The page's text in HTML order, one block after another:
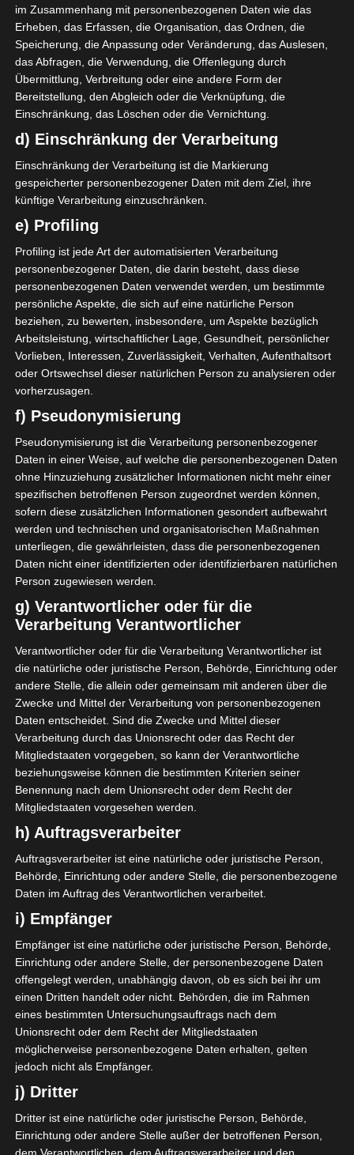
Sie stellen Schultertaschen, Sporttaschen,
Strandtaschen, Seesäcke, Kulturtaschen,
Körbe und Kindertaschen aus recycelten
Segeltüchern her.
Auf der Homepage vonCanvasco kann
verschiedene Motive und Ziffern
aussuchen.
Jeder kann seine eigene Tasche individuell
entwerfen und sich so sein eigenes Unikat
erstellen.
Ich habe jetzt die Urban Shower Taschen
in einem zarten hellgrau und in
schwarzem Wildleder.
Die Ausführung in Wildleder sieht super
edel aus und das Leder fühlt sich sehr
weich an.
So schick durften meine Badezimmer-
Utensilien noch nie verreisen.
Beide Kulturtaschen haben ihren ganz
eigenen Charme und sind sehr
hochwertig verarbeitet.
Der neongrüne Reisverschluss ist ein
kleines Highlight und gibt der Urban
Shower Taschen einen frischen Look.
im Zusammenhang mit personenbezogenen Daten wie das
Erheben, das Erfassen, die Organisation, das Ordnen, die
Speicherung, die Anpassung oder Veränderung, das Auslesen,
das Abfragen, die Verwendung, die Offenlegung durch
Übermittlung, Verbreitung oder eine andere Form der
Bereitstellung, den Abgleich oder die Verknüpfung, die
Einschränkung, das Löschen oder die Vernichtung.
d) Einschränkung der Verarbeitung
Einschränkung der Verarbeitung ist die Markierung
gespeicherter personenbezogener Daten mit dem Ziel, ihre
künftige Verarbeitung einzuschränken.
e) Profiling
Profiling ist jede Art der automatisierten Verarbeitung
personenbezogener Daten, die darin besteht, dass diese
personenbezogenen Daten verwendet werden, um bestimmte
persönliche Aspekte, die sich auf eine natürliche Person
beziehen, zu bewerten, insbesondere, um Aspekte bezüglich
Arbeitsleistung, wirtschaftlicher Lage, Gesundheit, persönlicher
Vorlieben, Interessen, Zuverlässigkeit, Verhalten, Aufenthaltsort
oder Ortswechsel dieser natürlichen Person zu analysieren oder
vorherzusagen.
f) Pseudonymisierung
Pseudonymisierung ist die Verarbeitung personenbezogener
Daten in einer Weise, auf welche die personenbezogenen Daten
ohne Hinzuziehung zusätzlicher Informationen nicht mehr einer
spezifischen betroffenen Person zugeordnet werden können,
sofern diese zusätzlichen Informationen gesondert aufbewahrt
werden und technischen und organisatorischen Maßnahmen
unterliegen, die gewährleisten, dass die personenbezogenen
Daten nicht einer identifizierten oder identifizierbaren natürlichen
Person zugewiesen werden.
g) Verantwortlicher oder für die
Verarbeitung Verantwortlicher
Verantwortlicher oder für die Verarbeitung Verantwortlicher ist
die natürliche oder juristische Person, Behörde, Einrichtung oder
andere Stelle, die allein oder gemeinsam mit anderen über die
Zwecke und Mittel der Verarbeitung von personenbezogenen
Daten entscheidet. Sind die Zwecke und Mittel dieser
Verarbeitung durch das Unionsrecht oder das Recht der
Mitgliedstaaten vorgegeben, so kann der Verantwortliche
beziehungsweise können die bestimmten Kriterien seiner
Benennung nach dem Unionsrecht oder dem Recht der
Mitgliedstaaten vorgesehen werden.
h) Auftragsverarbeiter
Auftragsverarbeiter ist eine natürliche oder juristische Person,
Behörde, Einrichtung oder andere Stelle, die personenbezogene
Daten im Auftrag des Verantwortlichen verarbeitet.
i) Empfänger
Empfänger ist eine natürliche oder juristische Person, Behörde,
Einrichtung oder andere Stelle, der personenbezogene Daten
offengelegt werden, unabhängig davon, ob es sich bei ihr um
einen Dritten handelt oder nicht. Behörden, die im Rahmen
eines bestimmten Untersuchungsauftrags nach dem
Unionsrecht oder dem Recht der Mitgliedstaaten
möglicherweise personenbezogene Daten erhalten, gelten
jedoch nicht als Empfänger.
j) Dritter
Dritter ist eine natürliche oder juristische Person, Behörde,
Einrichtung oder andere Stelle außer der betroffenen Person,